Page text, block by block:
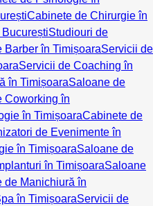
Cabinete de Chirurgie în
Studiouri de
Barber în TimișoaraServicii de
Servicii de Coaching în
în TimișoaraSaloane de
Coworking în
în TimișoaraCabinete de
de Evenimente în
în TimișoaraSaloane de
în TimișoaraSaloane
de Manichiură în
în TimișoaraServicii de